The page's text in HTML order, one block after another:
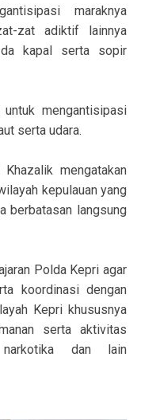
maraknya
zat adiktif lainnya
kapal serta sopir
mengantisipasi
serta udara.
mengatakan
kepulauan yang
berbatasan langsung
Polda Kepri agar
koordinasi dengan
Kepri khususnya
serta aktivitas
dan lain